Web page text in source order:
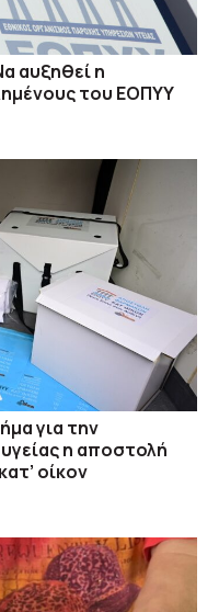
αυξηθεί η
του ΕΟΠΥΥ
για την
η αποστολή
οίκον